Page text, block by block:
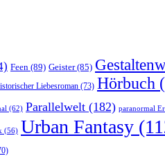
Feen (89) Geister(85)
Liebesroman (73) Hörbuch
(62) Parallelwelt (182) paranormal
(56) Urban Fantasy